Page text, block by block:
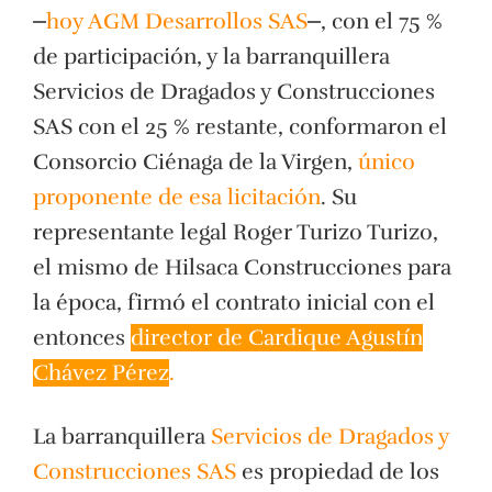
⎼hoy AGM Desarrollos SAS⎼, con el 75 %
de participación, y la barranquillera
Servicios de Dragados y Construcciones
SAS con el 25 % restante, conformaron el
Consorcio Ciénaga de la Virgen, único
proponente de esa licitación. Su
representante legal Roger Turizo Turizo,
el mismo de Hilsaca Construcciones para
la época, firmó el contrato inicial con el
entonces director de Cardique Agustín
Chávez Pérez.
La barranquillera Servicios de Dragados y
Construcciones SAS es propiedad de los